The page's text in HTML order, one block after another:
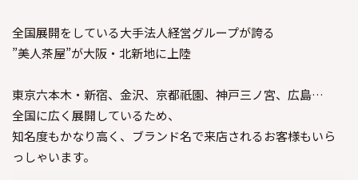
全国展開をしている大手法人経営グループが誇る
”美人茶屋”が大阪・北新地に上陸
東京六本木・新宿、金沢、京都祇園、神戸三ノ宮、広島…
全国に広く展開しているため、
知名度もかなり高く、ブランド名で来店されるお客様もいら
っしゃいます。